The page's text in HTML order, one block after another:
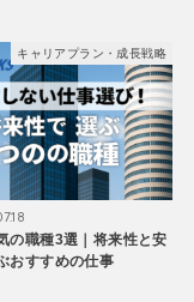
キャリアプラン・成長戦略
の職種3選｜将来性と安
おすすめの仕事